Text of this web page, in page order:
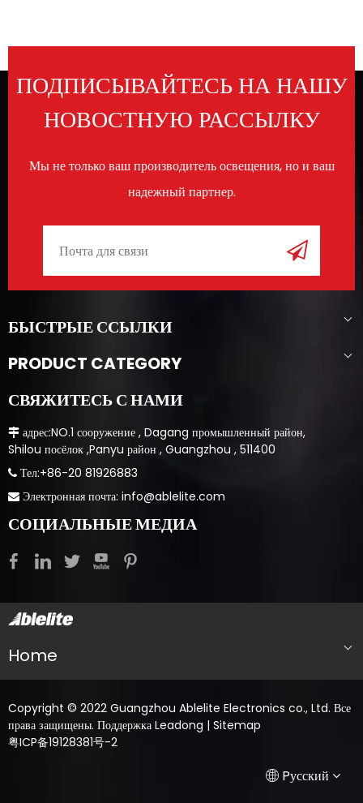
ПОДПИСЫВАЙТЕСЬ НА НАШУ
НОВОСТНУЮ РАССЫЛКУ
Мы не только ваш производитель освещения, но и ваш
надежный партнер.
БЫСТРЫЕ ССЫЛКИ
PRODUCT CATEGORY
СВЯЖИТЕСЬ С НАМИ
 ​​​​​​ адрес:NO.1 сооружение , Dagang промышленный район,
Shilou посёлок ,Panyu район , Guangzhou , 511400
 ​​​​​ Тел:+86-20 81926883
 Электронная почта: info@ablelite.com
СОЦИАЛЬНЫЕ МЕДИА
Home
Copyright © 2022 Guangzhou Ablelite Electronics co., Ltd. Все
права защищены. Поддержка Leadong | Sitemap
粤ICP备19128381号-2
Pусский
English